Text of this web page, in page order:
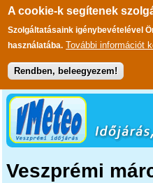
A cookie-k segítenek
Szolgáltatásaink igénybevételével
használatába. További információt
Rendben, beleegyezem!
Ugrás a tartalomra
Veszprémi